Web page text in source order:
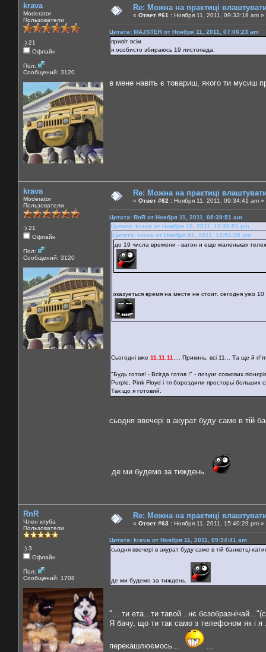
krava
Moderator
Пользователи
:) 21
Офлайн
Пол:
Сообщений: 3120
Re: Можна на практиці
« Ответ #61 : Ноября 11, 2011, 09:33:18 am »
Цитата: MAJSTER от Ноября 11, 2011, 07:06:23 am
привіт всім
я особисто збираюсь 19 листопада.
в мене навіть є товариш, якого ти мусиш
krava
Moderator
Пользователи
:) 21
Офлайн
Пол:
Сообщений: 3120
Re: Можна на практиці
« Ответ #62 : Ноября 11, 2011, 09:34:41 am »
Цитата: RnR от Ноября 11, 2011, 08:39:51 am
Цитата: krava от Ноября 10, 2011, 18:30:51 pm
Цитата: krava от Ноября 01, 2011, 14:51:28 pm
до 19 числа времени - вагон и еще маленькая
оказуеться время на месте не стоит. сегодня ужо 10
Сьогодні вже 11.11.11 .... Прикинь, всі 11... Та ще й
"Будь готов! - Всігда готов !" - лозунг совкових
Purple, Pink Floyd і тп бороздили просторьі больших
Так що я готовий.
сьодня ввечері в акурат буду саме в тій
де ми будемо за тиждень.
RnR
Член клуба
Пользователи
:) 3
Офлайн
Пол:
Сообщений: 1708
Re: Можна на практиці
« Ответ #63 : Ноября 11, 2011, 15:40:29 pm »
Цитата: krava от Ноября 11, 2011, 09:34:41 am
сьодня ввечері в акурат буду саме в тій банкетці-
де ми будемо за тиждень.
"... ти ета...ти тавой...нє
Я бачу, що ти так само з телефоном як і я
перекашлюємось...